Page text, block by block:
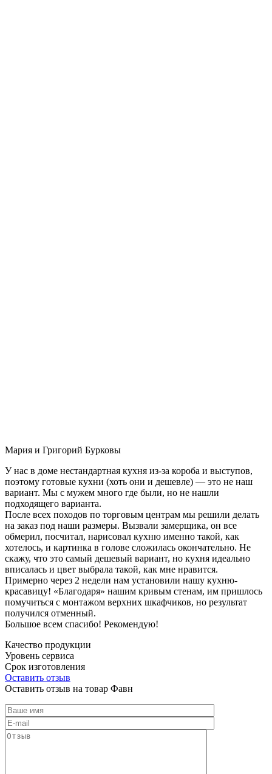
Мария и Григорий Бурковы
У нас в доме нестандартная кухня из-за короба и выступов,
поэтому готовые кухни (хоть они и дешевле) — это не наш
вариант. Мы с мужем много где были, но не нашли
подходящего варианта.
После всех походов по торговым центрам мы решили делать
на заказ под наши размеры. Вызвали замерщика, он все
обмерил, посчитал, нарисовал кухню именно такой, как
хотелось, и картинка в голове сложилась окончательно. Не
скажу, что это самый дешевый вариант, но кухня идеально
вписалась и цвет выбрала такой, как мне нравится.
Примерно через 2 недели нам установили нашу кухню-
красавицу! «Благодаря» нашим кривым стенам, им пришлось
помучиться с монтажом верхних шкафчиков, но результат
получился отменный.
Большое всем спасибо! Рекомендую!
Качество продукции
Уровень сервиса
Срок изготовления
Оставить отзыв
Оставить отзыв на товар Фавн